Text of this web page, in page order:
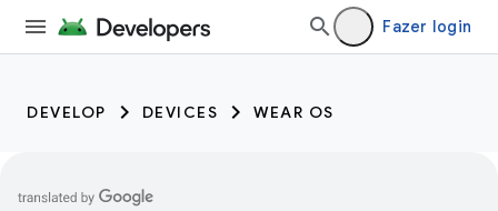
Fazer login
DEVELOP DEVICES WEAR OS